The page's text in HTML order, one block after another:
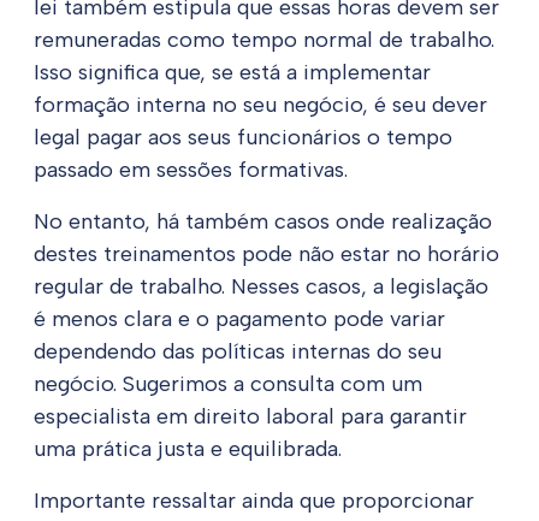
lei também estipula que essas horas devem ser
remuneradas como tempo normal de trabalho.
Isso significa que, se está a implementar
formação interna no seu negócio, é seu dever
legal pagar aos seus funcionários o tempo
passado em sessões formativas.
No entanto, há também casos onde realização
destes treinamentos pode não estar no horário
regular de trabalho. Nesses casos, a legislação
é menos clara e o pagamento pode variar
dependendo das políticas internas do seu
negócio. Sugerimos a consulta com um
especialista em direito laboral para garantir
uma prática justa e equilibrada.
Importante ressaltar ainda que proporcionar